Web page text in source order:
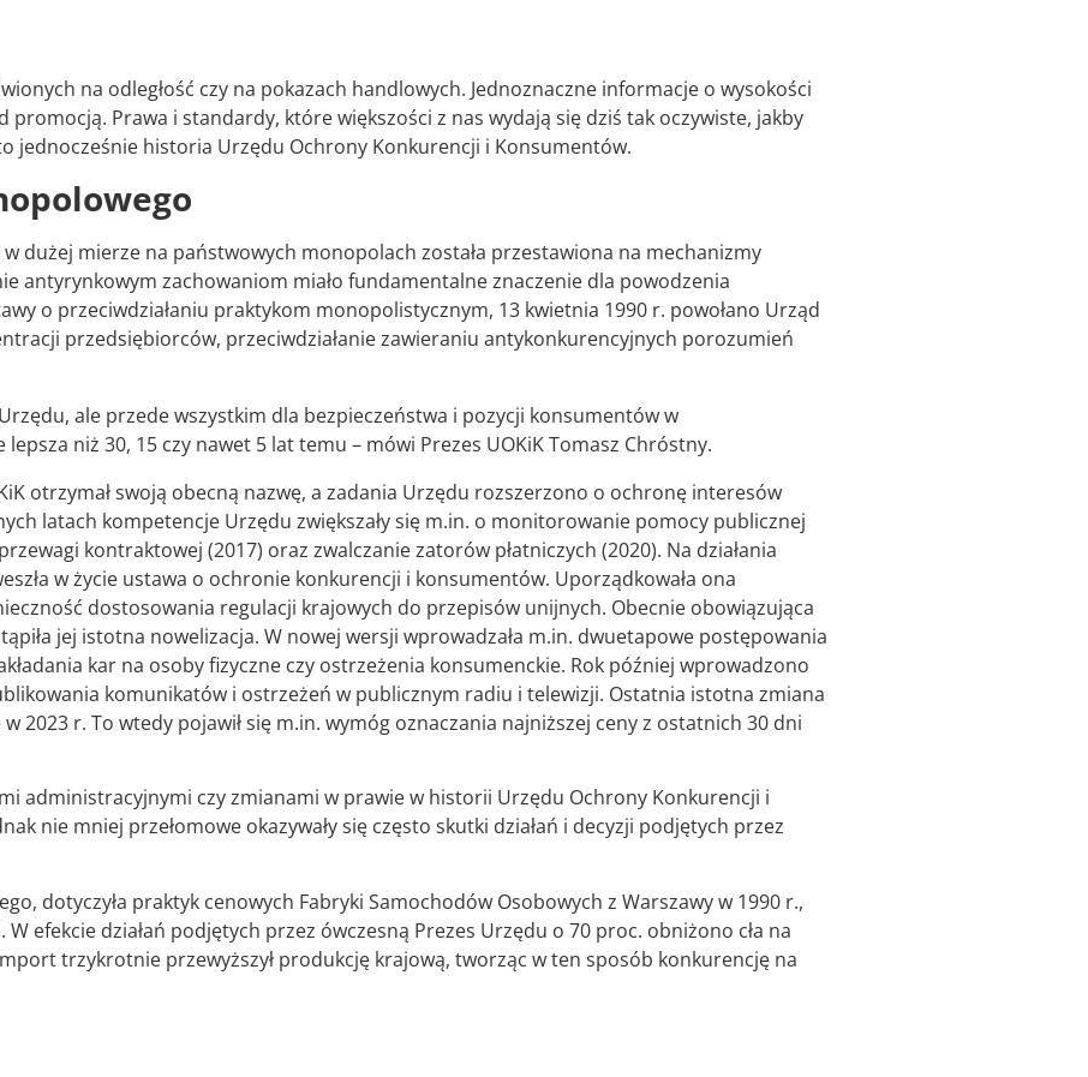
na odległość czy na pokazach handlowych. Jednoznaczne informacje o wysokości
Prawa i standardy, które większości z nas wydają się dziś tak oczywiste, jakby
jednocześnie historia Urzędu Ochrony Konkurencji i Konsumentów.
dużej mierze na państwowych monopolach została przestawiona na mechanizmy
antyrynkowym zachowaniom miało fundamentalne znaczenie dla powodzenia
o przeciwdziałaniu praktykom monopolistycznym, 13 kwietnia 1990 r. powołano Urząd
przedsiębiorców, przeciwdziałanie zawieraniu antykonkurencyjnych porozumień
ale przede wszystkim dla bezpieczeństwa i pozycji konsumentów w
niż 30, 15 czy nawet 5 lat temu – mówi Prezes UOKiK Tomasz Chróstny.
otrzymał swoją obecną nazwę, a zadania Urzędu rozszerzono o ochronę interesów
latach kompetencje Urzędu zwiększały się m.in. o monitorowanie pomocy publicznej
kontraktowej (2017) oraz zwalczanie zatorów płatniczych (2020). Na działania
w życie ustawa o ochronie konkurencji i konsumentów. Uporządkowała ona
dostosowania regulacji krajowych do przepisów unijnych. Obecnie obowiązująca
jej istotna nowelizacja. W nowej wersji wprowadzała m.in. dwuetapowe postępowania
kar na osoby fizyczne czy ostrzeżenia konsumenckie. Rok później wprowadzono
komunikatów i ostrzeżeń w publicznym radiu i telewizji. Ostatnia istotna zmiana
2023 r. To wtedy pojawił się m.in. wymóg oznaczania najniższej ceny z ostatnich 30 dni
administracyjnymi czy zmianami w prawie w historii Urzędu Ochrony Konkurencji i
nie mniej przełomowe okazywały się często skutki działań i decyzji podjętych przez
dotyczyła praktyk cenowych Fabryki Samochodów Osobowych z Warszawy w 1990 r.,
efekcie działań podjętych przez ówczesną Prezes Urzędu o 70 proc. obniżono cła na
trzykrotnie przewyższył produkcję krajową, tworząc w ten sposób konkurencję na